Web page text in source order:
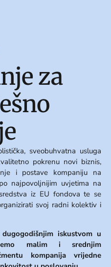
za
sveobuhvatna usluga
pokrenu novi biznis,
i postave kompaniju na
najpovoljnijim uvjetima na
iz EU fondova te se
svoj radni kolektiv i
dugogodišnjim iskustvom u
malim i srednjim
kompanija vrijedne